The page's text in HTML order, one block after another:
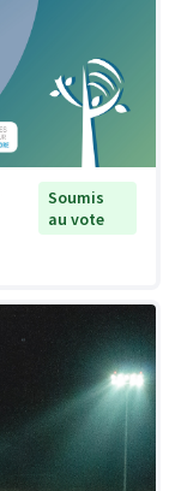
Soumis
au vote